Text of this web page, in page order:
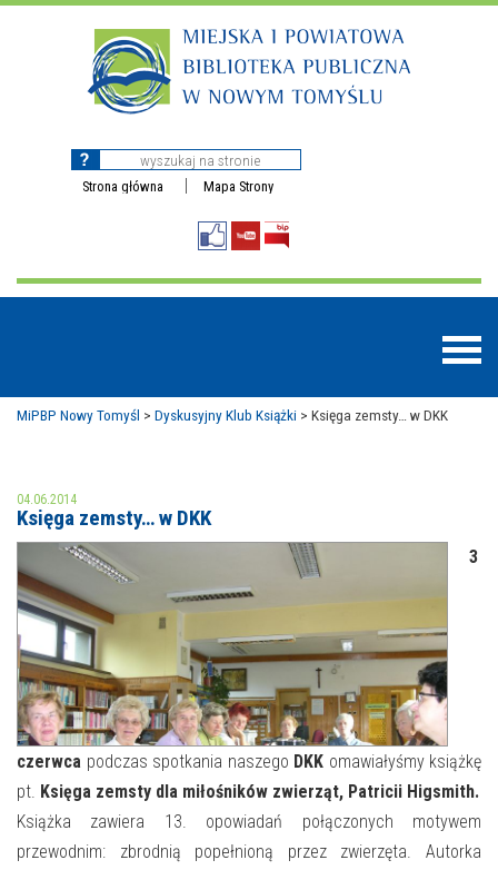
Strona główna Mapa Strony
MOJE KONTO
AKTUALNOŚCI
NAJBLIŻSZE WYDARZENIA
WYDARZENIA BIEŻĄCE
WYDARZYŁO SIĘ
NASZA OFERTA
STREFA WIEDZY O REGIONIE
STREFA KOLORU
FORMY STAŁE
NASZE FILIE
POLECANE STRONY
MiPBP Nowy Tomyśl > Dyskusyjny Klub Książki > Księga zemsty… w DKK
04.06.2014
Księga zemsty… w DKK
3
czerwca podczas spotkania naszego DKK omawiałyśmy książkę
pt. Księga zemsty dla miłośników zwierząt, Patricii Higsmith.
Książka zawiera 13. opowiadań połączonych motywem
przewodnim: zbrodnią popełnioną przez zwierzęta. Autorka